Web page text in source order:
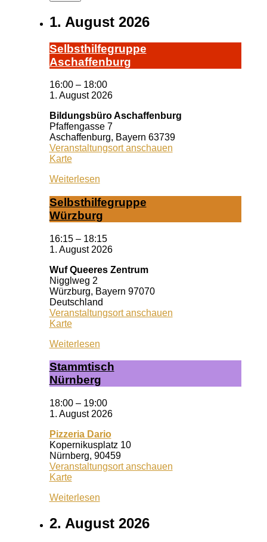
1. August 2026
Selbst­hil­fe­grup­pe
A­schaf­fen­burg
16:00 – 18:00
1. August 2026
Bildungsbüro Aschaffenburg
Pfaffengasse 7
Aschaffenburg, Bayern 63739
Veranstaltungsort anschauen
KarteBildungsbüro
Weiterlesen
Selbst­hil­fe­grup­pe
Würz­burg
16:15 – 18:15
1. August 2026
Wuf Queeres Zentrum
Nigglweg 2
Würzburg, Bayern 97070
Deutschland
Veranstaltungsort anschauen
KarteWuf
Zentrum
Weiterlesen
Stamm­tisch
Nürn­berg
18:00 – 19:00
1. August 2026
Pizzeria Dario
Kopernikusplatz 10
Nürnberg, 90459
Veranstaltungsort anschauen
KartePizzeria
Weiterlesen
2. August 2026